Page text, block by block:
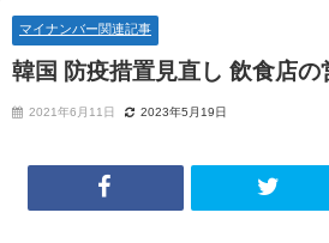
マイナンバー関連記事
韓国 防疫措置見直し 飲食店
2021年6月11日 2023年5月19日